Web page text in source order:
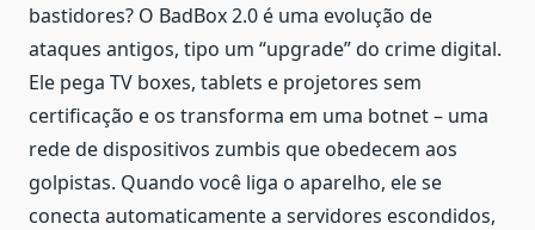
bastidores? O BadBox 2.0 é uma evolução de
ataques antigos, tipo um “upgrade” do crime digital.
Ele pega TV boxes, tablets e projetores sem
certificação e os transforma em uma botnet – uma
rede de dispositivos zumbis que obedecem aos
golpistas. Quando você liga o aparelho, ele se
conecta automaticamente a servidores escondidos,